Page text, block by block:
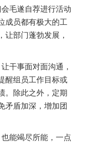
毛遂自荐进行活动
成员都有极大的工
让部门蓬勃发展，
干事面对面沟通，
醒组员工作目标或
。除此之外，定期
矛盾加深，增加团
能竭尽所能，一点